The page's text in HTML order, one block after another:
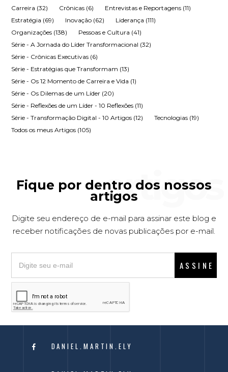
Carreira (32) Crônicas (6) Entrevistas e Reportagens (11)
Estratégia (69) Inovação (62) Liderança (111)
Organizações (138) Pessoas e Cultura (41)
Série - A Jornada do Líder Transformacional (32)
Série - Crônicas Executivas (6)
Série - Estratégias que Transformam (13)
Série - Os 12 Momento de Carreira e Vida (1)
Série - Os Dilemas de um Líder (20)
Série - Reflexões de um Líder - 10 Reflexões (11)
Série - Transformação Digital - 10 Artigos (12) Tecnologias (19)
Todos os meus Artigos (105)
Fique por dentro dos nossos
artigos
Digite seu endereço de e-mail para assinar este blog e
receber notificações de novas publicações por e-mail.
ASSINE
DANIEL.MARTIN.ELY